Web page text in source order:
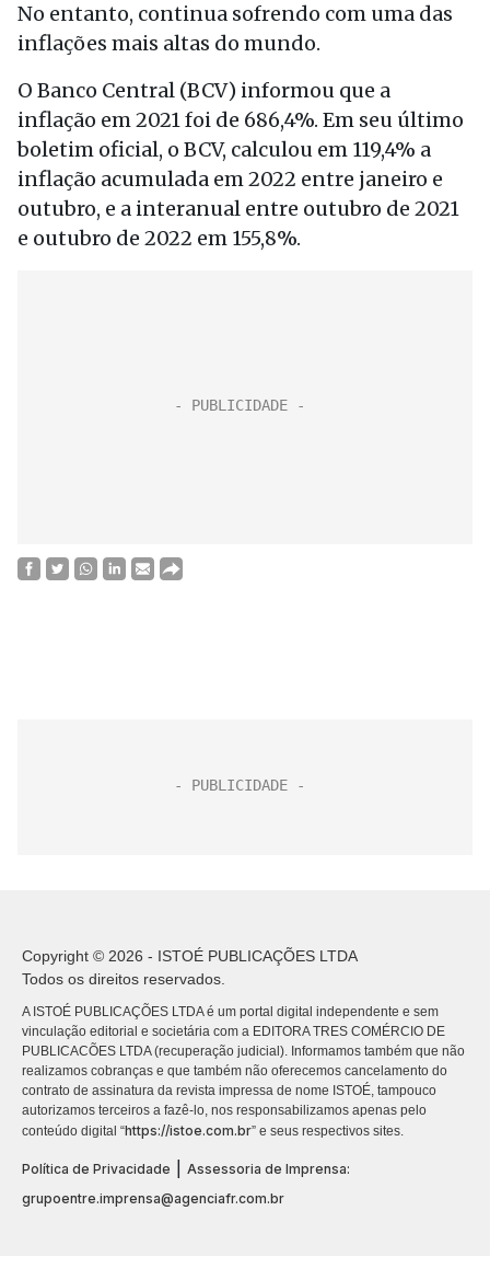
No entanto, continua sofrendo com uma das
inflações mais altas do mundo.
O Banco Central (BCV) informou que a
inflação em 2021 foi de 686,4%. Em seu último
boletim oficial, o BCV, calculou em 119,4% a
inflação acumulada em 2022 entre janeiro e
outubro, e a interanual entre outubro de 2021
e outubro de 2022 em 155,8%.
Copyright © 2026 - ISTOÉ PUBLICAÇÕES LTDA
Todos os direitos reservados.
A ISTOÉ PUBLICAÇÕES LTDA é um portal digital independente e sem
vinculação editorial e societária com a EDITORA TRES COMÉRCIO DE
PUBLICACÕES LTDA (recuperação judicial). Informamos também que não
realizamos cobranças e que também não oferecemos cancelamento do
contrato de assinatura da revista impressa de nome ISTOÉ, tampouco
autorizamos terceiros a fazê-lo, nos responsabilizamos apenas pelo
conteúdo digital “https://istoe.com.br” e seus respectivos sites.
Política de Privacidade
Assessoria de Imprensa:
grupoentre.imprensa@agenciafr.com.br